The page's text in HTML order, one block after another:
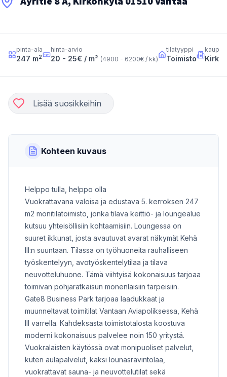
pinta-ala
247 m2
hinta-arvio
20 - 25€ / m² (4900 - 6200€ / kk)
tilatyyppi
Toimisto
Lisää suosikkeihin
Kohteen kuvaus
Helppo tulla, helppo olla
Vuokrattavana valoisa ja edustava 5. kerroksen 247
m2 monitilatoimisto, jonka tilava keittiö- ja loungealue
kutsuu yhteisöllisiin kohtaamisiin. Loungessa on
suuret ikkunat, josta avautuvat avarat näkymät Kehä
III:n suuntaan. Tilassa on työhuoneita rauhalliseen
työskentelyyn, avotyöskentelytilaa ja tilava
neuvotteluhuone. Tämä viihtyisä kokonaisuus tarjoaa
toimivan pohjaratkaisun monenlaisiin tarpeisiin.
Gate8 Business Park tarjoaa laadukkaat ja
muunneltavat toimitilat Vantaan Aviapoliksessa, Kehä
III varrella. Kahdeksasta toimistotalosta koostuva
moderni kokonaisuus palvelee noin 150 yritystä.
Vuokralaisten käytössä ovat monipuoliset palvelut,
kuten aulapalvelut, kaksi lounasravintolaa,
vuokrattavat sauna- ja neuvottelutilat sekä